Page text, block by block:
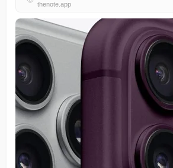
thenote.app